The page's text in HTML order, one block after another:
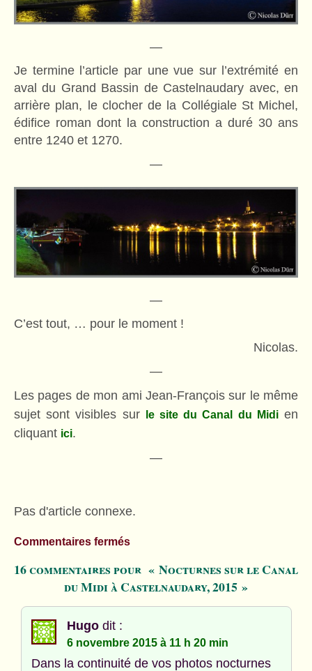
—
Je termine l’article par une vue sur l’extrémité en
aval du Grand Bassin de Castelnaudary avec, en
arrière plan, le clocher de la Collégiale St Michel,
édifice roman dont la construction a duré 30 ans
entre 1240 et 1270.
—
—
C’est tout, … pour le moment !
Nicolas.
—
Les pages de mon ami Jean-François sur le même
sujet sont visibles sur le site du Canal du Midien
cliquant ici.
—
Pas d'article connexe.
Commentaires fermés
16 commentaires pour « Nocturnes sur le Canal
du Midi à Castelnaudary, 2015 »
Hugo dit :
6 novembre 2015 à 11 h 20 min
Dans la continuité de vos photos nocturnes